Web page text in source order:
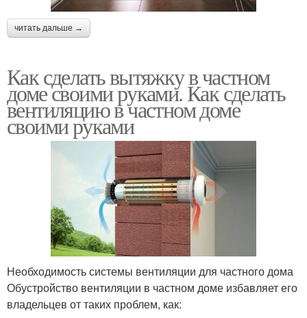
читать дальше →
Как сделать вытяжку в частном
доме своими руками. Как сделать
вентиляцию в частном доме
своими руками
Необходимость системы вентиляции для частного дома
Обустройство вентиляции в частном доме избавляет его
владельцев от таких проблем, как: